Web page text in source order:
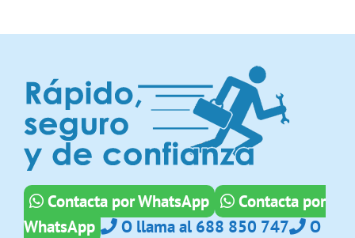
Contacta por WhatsApp
Contacta por
WhatsApp
O llama al 688 850 747
O